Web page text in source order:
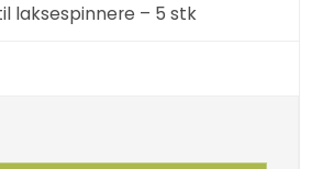
laksespinnere – 5 stk